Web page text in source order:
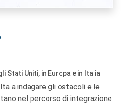
Stati Uniti, in Europa e in Italia
a indagare gli ostacoli e le
nel percorso di integrazione